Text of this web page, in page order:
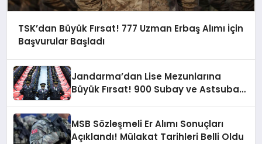
TSK’dan Büyük Fırsat! 777 Uzman Erbaş Alımı İçin
Başvurular Başladı
Jandarma’dan Lise Mezunlarına
Büyük Fırsat! 900 Subay ve Astsubay
MSB Sözleşmeli Er Alımı Sonuçları
Açıklandı! Mülakat Tarihleri Belli Oldu